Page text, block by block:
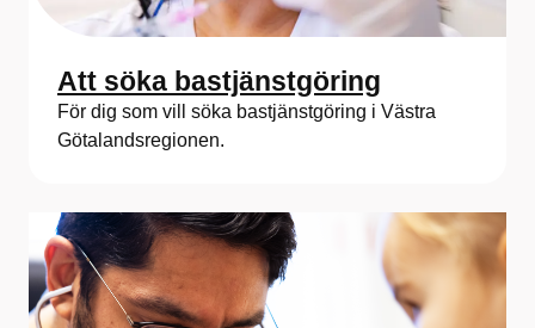
Att söka bastjänstgöring
För dig som vill söka bastjänstgöring i Västra
Götalandsregionen.